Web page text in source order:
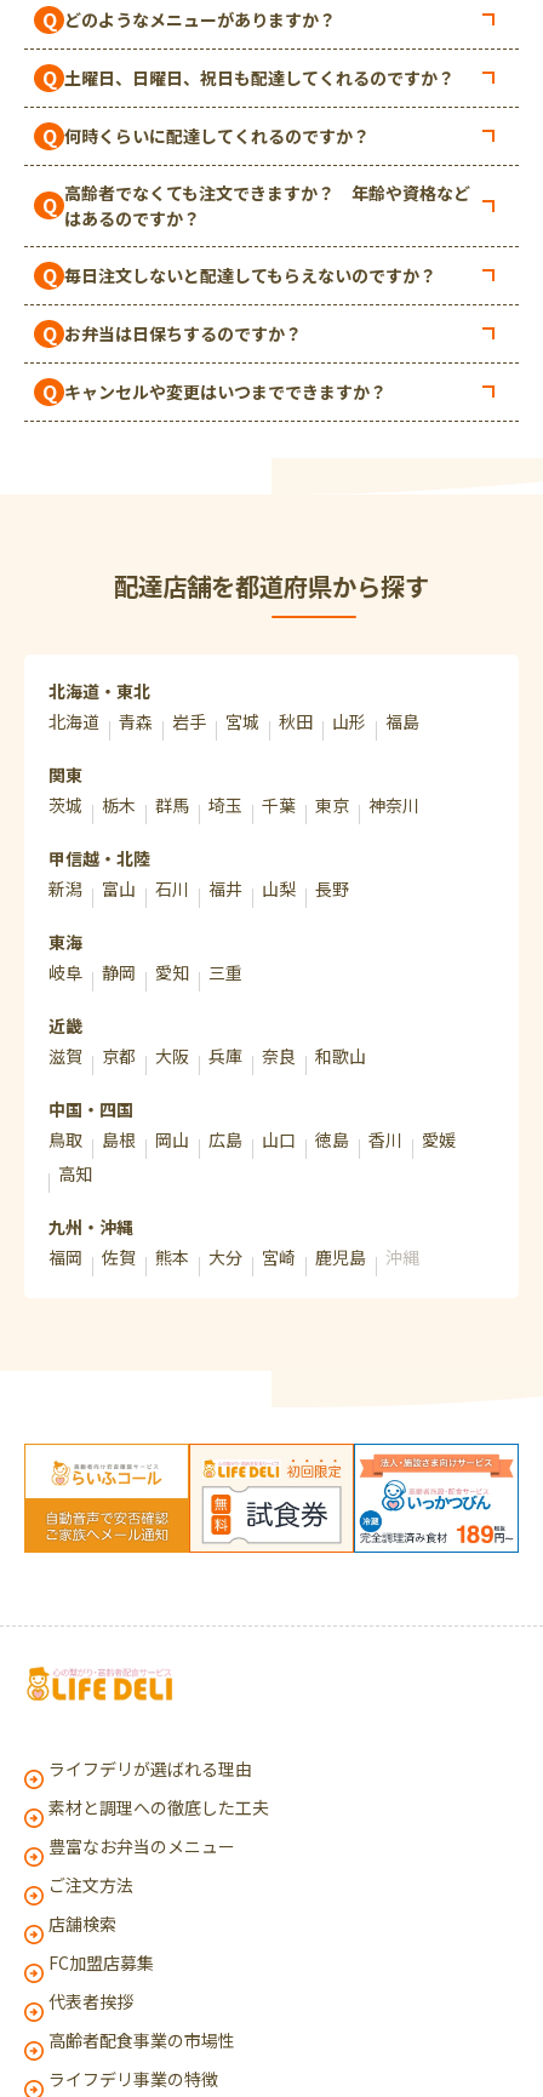
Q どのようなメニューがありますか？
Q 土曜日、日曜日、祝日も配達してくれるのですか？
Q 何時くらいに配達してくれるのですか？
Q 高齢者でなくても注文できますか？ 年齢や資格など
はあるのですか？
Q 毎日注文しないと配達してもらえないのですか？
Q お弁当は日保ちするのですか？
Q キャンセルや変更はいつまでできますか？
配達店舗を都道府県から探す
北海道・東北
北海道
青森 岩手 宮城 秋田 山形 福島
関東
茨城
栃木 群馬 埼玉 千葉 東京 神奈川
甲信越・北陸
新潟
富山 石川 福井 山梨 長野
東海
岐阜
静岡 愛知 三重
近畿
滋賀
京都 大阪 兵庫 奈良 和歌山
中国・四国
鳥取
島根 岡山 広島 山口 徳島 香川
愛媛
高知
九州・沖縄
福岡
佐賀 熊本 大分 宮崎 鹿児島 沖縄
ライフデリが選ばれる理由
素材と調理への徹底した工夫
豊富なお弁当のメニュー
ご注文方法
店舗検索
FC加盟店募集
代表者挨拶
高齢者配食事業の市場性
ライフデリ事業の特徴